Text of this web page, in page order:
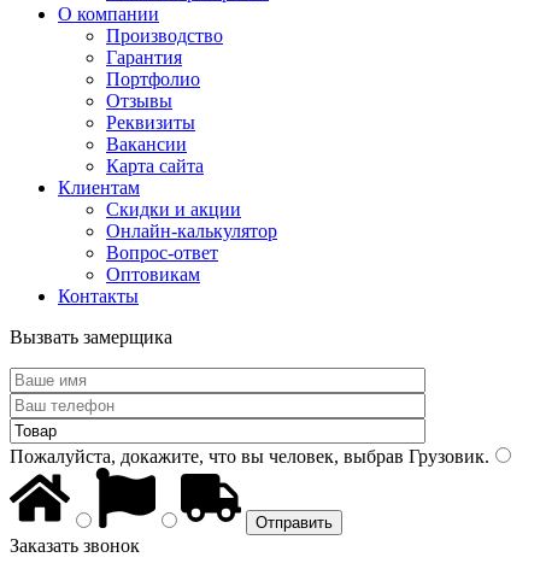
О компании
Производство
Гарантия
Портфолио
Отзывы
Реквизиты
Вакансии
Карта сайта
Клиентам
Скидки и акции
Онлайн-калькулятор
Вопрос-ответ
Оптовикам
Контакты
Вызвать замерщика
Пожалуйста, докажите, что вы человек, выбрав Грузовик.
Заказать звонок